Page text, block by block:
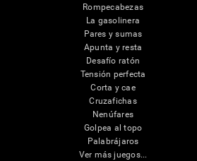
Rompecabezas
La gasolinera
Pares y sumas
Apunta y resta
Desafío ratón
Tensión perfecta
Corta y cae
Cruzafichas
Nenúfares
Golpea al topo
Palabrájaros
Ver más juegos...